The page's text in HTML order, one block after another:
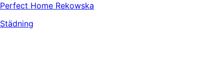
Perfect Home Rekowska
Städning